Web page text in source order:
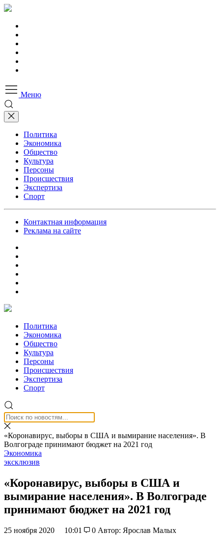
Меню
Политика
Экономика
Общество
Культура
Персоны
Происшествия
Экспертиза
Спорт
Контактная информация
Реклама на сайте
Политика
Экономика
Общество
Культура
Персоны
Происшествия
Экспертиза
Спорт
«Коронавирус, выборы в США и вымирание населения». В
Волгограде принимают бюджет на 2021 год
Экономика
эксклюзив
«Коронавирус, выборы в США и
вымирание населения». В Волгограде
принимают бюджет на 2021 год
25 ноября 2020 10:01 0 Автор: Ярослав Малых